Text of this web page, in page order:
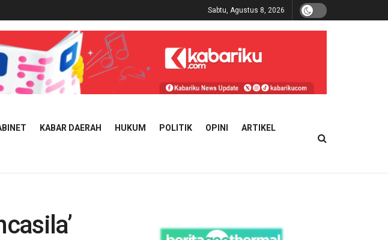
Sabtu, Agustus 8, 2026
KABAR DAERAH HUKUM POLITIK OPINI ARTIKEL